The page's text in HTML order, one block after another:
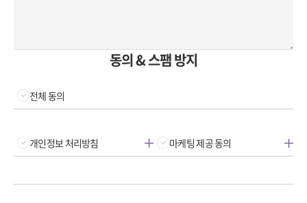
동의 & 스팸 방지
전체 동의
개인정보 처리방침 마케팅 제공 동의